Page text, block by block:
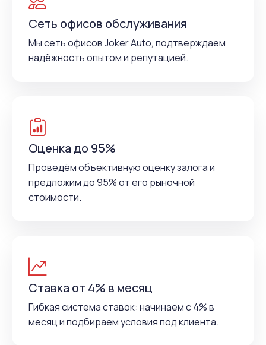
Сеть офисов обслуживания
Мы сеть офисов Joker Auto, подтверждаем
надёжность опытом и репутацией.
Оценка до 95%
Проведём объективную оценку залога и
предложим до 95% от его рыночной
стоимости.
Ставка от 4% в месяц
Гибкая система ставок: начинаем с 4% в
месяц и подбираем условия под клиента.